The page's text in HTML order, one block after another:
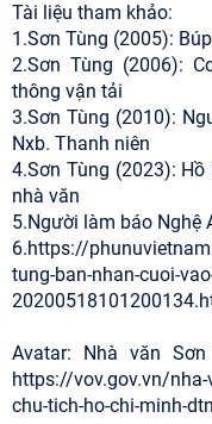
Tài liệu tham khảo:
1.Sơn Tùng (2005):
2.Sơn Tùng (2006):
thông vận tải
3.Sơn Tùng (2010):
Nxb. Thanh niên
4.Sơn Tùng (2023):
nhà văn
5.Người làm báo Nghệ
6.https://
tung-ban-nhan-cuoi-
Avatar: Nhà văn Sơn
https://vov.gov.vn/nha-
chu-tich-ho-chi-minh-